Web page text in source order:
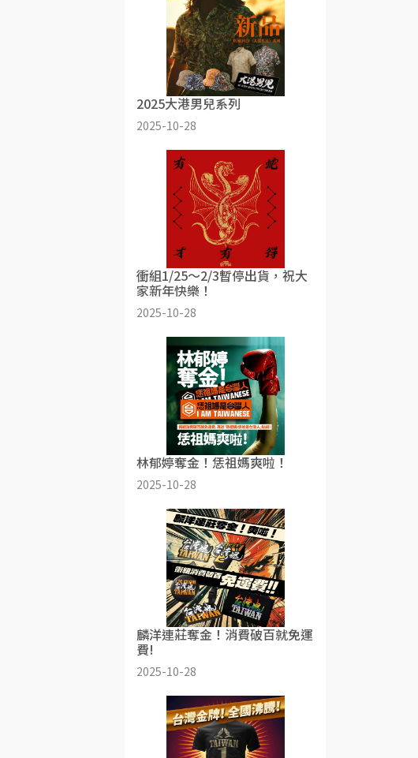
2025大港男兒系列
2025-10-28
衝組1/25～2/3暫停出貨，祝大
家新年快樂！
2025-10-28
林郁婷奪金！恁祖媽爽啦！
2025-10-28
麟洋連莊奪金！消費破百就免運
費!
2025-10-28